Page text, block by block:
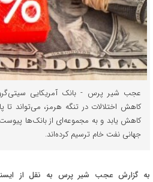
عجب شیر پرس - بانک آمریکایی
کاهش یابد و به مجموعه‌ای از بانک‌ها پیوست
جهانی نفت خام ترسیم کرده‌اند.
به گزارش عجب شیر پرس به نقل از